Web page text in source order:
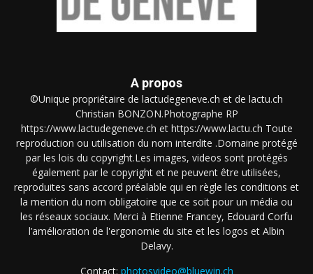
A propos
©Unique propriétaire de lactudegeneve.ch et de lactu.ch
Christian BONZON.Photographe RP
https://www.lactudegeneve.ch et https://www.lactu.ch Toute
reproduction ou utilisation du nom interdite .Domaine protégé
par les lois du copyright.Les images, videos sont protégés
également par le copyright et ne peuvent être utilisées,
reproduites sans accord préalable qui en règle les conditions et
la mention du nom obligatoire que ce soit pour un média ou
les réseaux sociaux. Merci à Etienne Francey, Edouard Corfu
l’amélioration de l'ergonomie du site et les logos et Albin
Delavy.
Contact: photosvideo@bluewin.ch